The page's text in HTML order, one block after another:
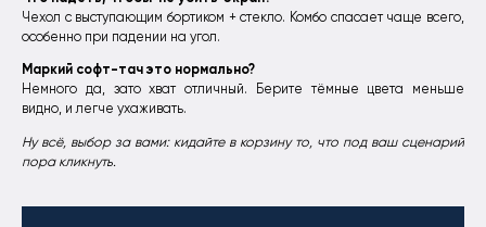
Чехол с выступающим бортиком + стекло. Комбо спасает чаще всего,
особенно при падении на угол.
Маркий софт-тач это нормально?
Немного да, зато хват отличный. Берите тёмные цвета меньше
видно, и легче ухаживать.
Ну всё, выбор за вами: кидайте в корзину то, что под ваш сценарий
пора кликнуть.